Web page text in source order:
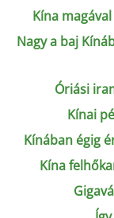
Kína
Nagy a baj
Óriási
Kínai
Kínában égig
Kína